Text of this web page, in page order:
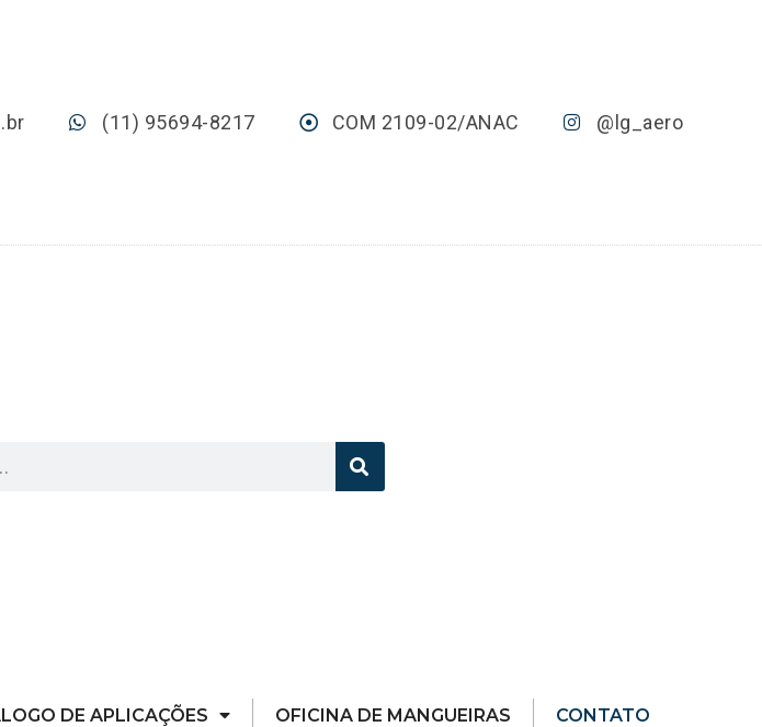
(11) 95694-8217 COM 2109-02/ANAC @lg_aero
DE APLICAÇÕES OFICINA DE MANGUEIRAS CONTATO